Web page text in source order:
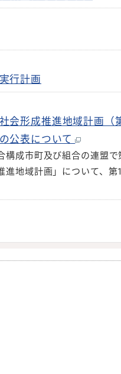
行計画
会形成推進地域計画（
公表について
成市町及び組合の連盟で
進地域計画」について、第